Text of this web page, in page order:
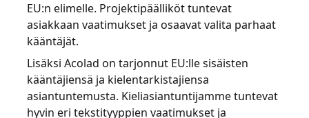
EU:n elimelle. Projektipäälliköt tuntevat
asiakkaan vaatimukset ja osaavat valita parhaat
kääntäjät.
Lisäksi Acolad on tarjonnut EU:lle sisäisten
kääntäjiensä ja kielentarkistajiensa
asiantuntemusta. Kieliasiantuntijamme tuntevat
hyvin eri tekstityyppien vaatimukset ja